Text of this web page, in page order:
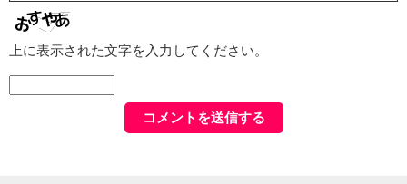
上に表示された文字を入力してください。